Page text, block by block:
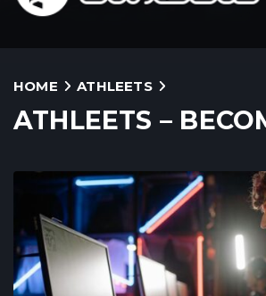
HOME ATHLEETS
ATHLEETS –